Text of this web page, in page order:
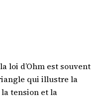
loi d’Ohm est souvent
qui illustre la
tension et la